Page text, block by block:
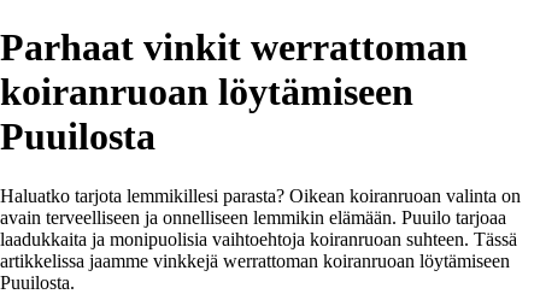
Parhaat vinkit werrattoman
koiranruoan löytämiseen
Puuilosta
Haluatko tarjota lemmikillesi parasta? Oikean koiranruoan valinta on
avain terveelliseen ja onnelliseen lemmikin elämään. Puuilo tarjoaa
laadukkaita ja monipuolisia vaihtoehtoja koiranruoan suhteen. Tässä
artikkelissa jaamme vinkkejä werrattoman koiranruoan löytämiseen
Puuilosta.